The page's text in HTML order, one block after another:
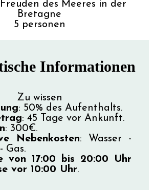
des Meeres in der
Bretagne
5 personen
Informationen
Zu wissen
: 50% des Aufenthalts.
: 45 Tage vor Ankunft.
: 300€.
Nebenkosten: Wasser -
Gas.
von 17:00 bis 20:00 Uhr
vor 10:00 Uhr.